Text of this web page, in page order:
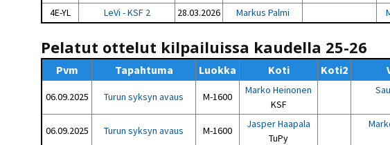
4E-YL
LeVi - KSF 2 28.03.2026 Markus Palmi
Pelatut ottelut kilpailuissa kaudella 25-26
Pvm Tapahtuma Luokka Koti Koti2
06.09.2025 Turun syksyn avaus M-1600
Marko Heinonen
KSF
06.09.2025 Turun syksyn avaus M-1600
Jasper Haapala
TuPy